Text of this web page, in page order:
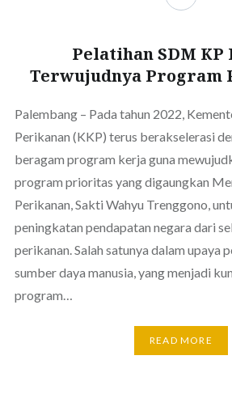
Pelatihan SDM KP
Terwujudnya Program
Palembang – Pada tahun 2022,
Perikanan (KKP) terus berakselerasi
beragam program kerja guna
program prioritas yang digaungkan
Perikanan, Sakti Wahyu Trenggono,
peningkatan pendapatan negara dari
perikanan. Salah satunya dalam upaya
sumber daya manusia, yang menjadi
program…
READ MORE